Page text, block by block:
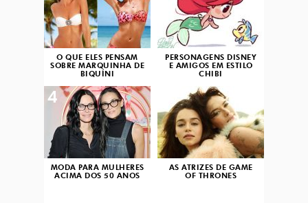
O QUE ELES PENSAM
SOBRE MARQUINHA DE
BIQUÍNI
PERSONAGENS DISNEY
E AMIGOS EM ESTILO
CHIBI
MODA PARA MULHERES
ACIMA DOS 50 ANOS
4
AS ATRIZES DE GAME
OF THRONES